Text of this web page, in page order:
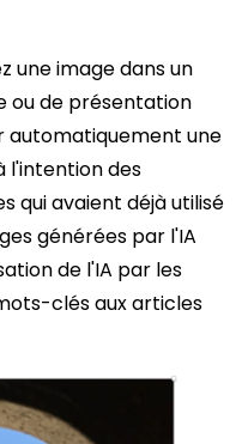
une image dans un
ou de présentation
automatiquement une
l'intention des
qui avaient déjà utilisé
générées par l'IA
de l'IA par les
clés aux articles